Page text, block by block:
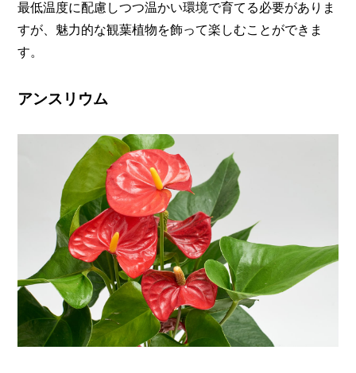
最低温度に配慮しつつ温かい環境で育てる必要がありま
すが、魅力的な観葉植物を飾って楽しむことができま
す。
アンスリウム